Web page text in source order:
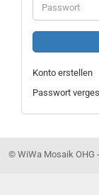
Passwort
Konto erstellen
Passwort
© WiWa Mosaik OHG